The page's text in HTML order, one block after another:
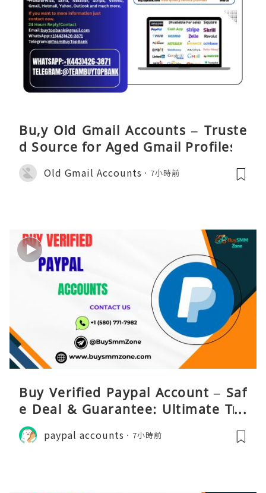
Bu,y Old Gmail Accounts – Truste
d Source for Aged Gmail Profiles
Old Gmail Accounts 7小時前
Buy Verified Paypal Account – Saf
e Deal & Guarantee: Ultimate Tru
st
paypal accounts 7小時前